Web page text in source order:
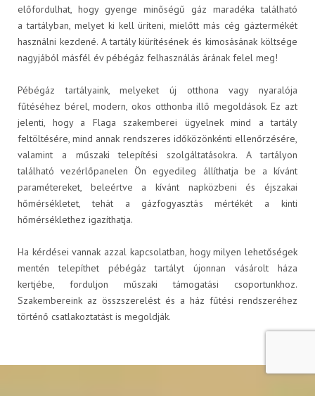
A JÖVŐNK - ESSENTIA
Hírek
KAPCSOLAT
előfordulhat, hogy gyenge minőségű gáz maradéka található
a tartályban, melyet ki kell üríteni, mielőtt más cég gáztermékét
használni kezdené. A tartály kiürítésének és kimosásának költsége
nagyjából másfél év pébégáz felhasználás árának felel meg!
Pébégáz tartályaink, melyeket új otthona vagy nyaralója
fűtéséhez bérel, modern, okos otthonba illő megoldások. Ez azt
jelenti, hogy a Flaga szakemberei ügyelnek mind a tartály
feltöltésére, mind annak rendszeres időközönkénti ellenőrzésére,
valamint a műszaki telepítési szolgáltatásokra. A tartályon
található vezérlőpanelen Ön egyedileg állíthatja be a kívánt
paramétereket, beleértve a kívánt napközbeni és éjszakai
hőmérsékletet, tehát a gázfogyasztás mértékét a kinti
hőmérséklethez igazíthatja.
Ha kérdései vannak azzal kapcsolatban, hogy milyen lehetőségek
mentén telepíthet pébégáz tartályt újonnan vásárolt háza
kertjébe, forduljon műszaki támogatási csoportunkhoz.
Szakembereink az összszerelést és a ház fűtési rendszeréhez
történő csatlakoztatást is megoldják.